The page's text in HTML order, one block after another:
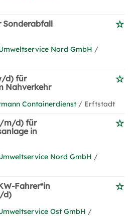
Sonderabfall
Nord GmbH /
d) für
Nahverkehr
Containerdienst / Erftstadt
m/d) für
in
Nord GmbH /
Fahrer*in
d)
Ost GmbH /